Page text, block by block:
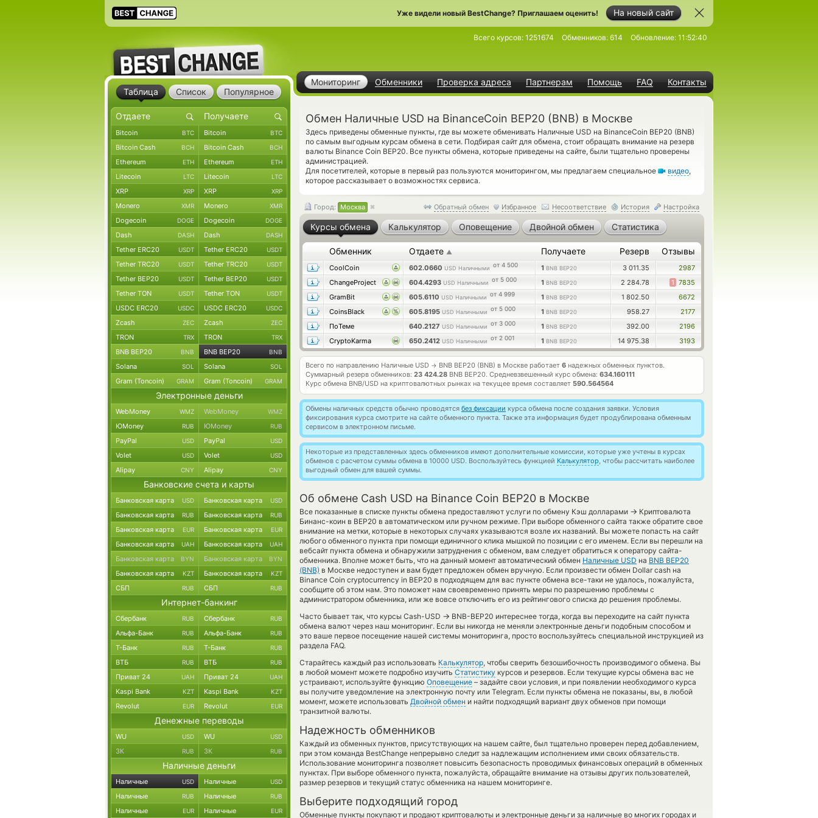
На новый сайт
Уже видели новый BestChange? Приглашаем оценить!
Мониторинг Обменники Проверка адреса Партнерам Помощь FAQ Контакты
Всего курсов: 1251674 Обменников: 614 Обновление: 11:52:40
Обмен Наличные USD на BinanceCoin BEP20 (BNB) в Москве
Здесь приведены обменные пункты, где вы можете обменивать Наличные USD на BinanceCoin BEP20 (BNB)
по самым выгодным курсам обмена в сети. Подбирая сайт для обмена, стоит обращать внимание на резерв
валюты Binance Coin BEP20. Все пункты обмена, которые приведены на сайте, были тщательно проверены
администрацией.
Для посетителей, которые в первый раз пользуются мониторингом, мы предлагаем специальное
видео,
которое рассказывает о возможностях сервиса.
Обратный обмен Избранное Несоответствие История Настройка
Город: Москва
Курсы обмена Калькулятор Оповещение Двойной обмен Статистика
Обменник Отдаете ▲ Получаете Резерв Отзывы
CoolCoin 602.0660 USD Наличными от 4 500 1 BNB BEP20 3 011.35
2987
ChangeProject
604.4293 USD Наличными от 5 000 1 BNB BEP20 2 284.78 1 7835
GramBit
605.6110 USD Наличными от 4 999 1 BNB BEP20 1 802.50
6672
CoinsBlack
605.8195 USD Наличными от 5 000 1 BNB BEP20 958.27
2177
ПоТеме
640.2127 USD Наличными от 3 000 1 BNB BEP20 392.00
2196
CryptoKarma
650.2412 USD Наличными от 2 001 1 BNB BEP20 14 975.38 3193
Всего по направлению Наличные USD → BNB BEP20 (BNB) в Москве работает 6 надежных обменных пунктов.
Суммарный резерв обменников: 23 424.28 BNB BEP20. Средневзвешенный курс обмена: 634.160111
Курс обмена BNB/USD на криптовалютных рынках на текущее время составляет 590.564564
Обмены наличных средств обычно проводятся без фиксации курса обмена после создания заявки. Условия
фиксирования курса смотрите на сайте обменного пункта. Также эта информация будет продублирована обменным
сервисом в электронном письме.
Некоторые из представленных здесь обменников имеют дополнительные комиссии, которые уже учтены в курсах
обменов с расчетом суммы обмена в 10000 USD. Воспользуйтесь функцией Калькулятор, чтобы рассчитать наиболее
выгодный обмен для вашей суммы.
Об обмене Cash USD на Binance Coin BEP20 в Москве
Все показанные в списке пункты обмена предоставляют услуги по обмену Кэш долларами → Криптовалюта
Бинанс-коин в BEP20 в автоматическом или ручном режиме. При выборе обменного сайта также обратите свое
внимание на метки, которые в некоторых случаях указываются возле их названий. Вы можете попасть на сайт
любого обменного пункта при помощи единичного клика мышкой по позиции с его именем. Если вы перешли на
вебсайт пункта обмена и обнаружили затруднения с обменом, вам следует обратиться к оператору сайта-
обменника. Вполне может быть, что на данный момент автоматический обмен Наличные USD на BNB BEP20
(BNB) в Москве недоступен и вам будет предложен обмен вручную. Если произвести обмен Dollar cash на
Binance Coin cryptocurrency in BEP20 в подходящем для вас пункте обмена все-таки не удалось, пожалуйста,
сообщите об этом нам. Это поможет нам своевременно принять меры по разрешению проблемы с
администратором обменника, или же вовсе отключить его из рейтингового списка до решения проблемы.
Часто бывает так, что курсы Cash-USD → BNB-BEP20 интереснее тогда, когда вы переходите на сайт пункта
обмена валют через наш мониторинг. Если вы никогда не меняли электронные деньги подобным способом и
это ваше первое посещение нашей системы мониторинга, просто воспользуйтесь специальной инструкцией из
раздела FAQ.
Старайтесь каждый раз использовать Калькулятор, чтобы сверить безошибочность производимого обмена. Вы
в любой момент можете подробно изучить Статистику курсов и резервов. Если текущие курсы обмена вас не
устраивают, используйте функцию Оповещение – задайте свои условия, и при появлении необходимого курса
вы получите уведомление на электронную почту или Telegram. Если пункты обмена не показаны, вы, в любой
момент, можете использовать Двойной обмен и найти подходящий вариант двух обменов при помощи
транзитной валюты.
Надежность обменников
Каждый из обменных пунктов, присутствующих на нашем сайте, был тщательно проверен перед добавлением,
при этом команда BestChange непрерывно следит за надлежащим исполнением ими своих обязательств.
Использование мониторинга позволяет повысить безопасность проводимых финансовых операций в обменных
пунктах. При выборе обменного пункта, пожалуйста, обращайте внимание на отзывы других пользователей,
размер резервов и текущий статус обменника на нашем мониторинге.
Выберите подходящий город
Обменные пункты покупают и продают криптовалюты и электронные деньги за наличные во многих городах и
Таблица Список Популярное
Bitcoin BTC Bitcoin BTC
Bitcoin Cash BCH Bitcoin Cash BCH
Ethereum ETH Ethereum ETH
Litecoin LTC Litecoin LTC
XRP XRP XRP XRP
Monero XMR Monero XMR
Dogecoin DOGE Dogecoin DOGE
Dash DASH Dash DASH
Tether ERC20 USDT Tether ERC20 USDT
Tether TRC20 USDT Tether TRC20 USDT
Tether BEP20 USDT Tether BEP20 USDT
Tether TON USDT Tether TON USDT
USDC ERC20 USDC USDC ERC20 USDC
Zcash ZEC Zcash ZEC
TRON TRX TRON TRX
BNB BEP20 BNB BNB BEP20 BNB
Solana SOL Solana SOL
Gram (Toncoin) GRAM Gram (Toncoin) GRAM
Электронные деньги
WebMoney WMZ WebMoney WMZ
ЮMoney RUB ЮMoney RUB
PayPal USD PayPal USD
Volet USD Volet USD
Alipay CNY Alipay CNY
Банковские счета и карты
Банковская карта USD Банковская карта USD
Банковская карта RUB Банковская карта RUB
Банковская карта EUR Банковская карта EUR
Банковская карта UAH Банковская карта UAH
Банковская карта BYN Банковская карта BYN
Банковская карта KZT Банковская карта KZT
СБП RUB СБП RUB
Интернет-банкинг
Сбербанк RUB Сбербанк RUB
Альфа-Банк RUB Альфа-Банк RUB
Т-Банк RUB Т-Банк RUB
ВТБ RUB ВТБ RUB
Приват 24 UAH Приват 24 UAH
Kaspi Bank KZT Kaspi Bank KZT
Revolut EUR Revolut EUR
Денежные переводы
WU USD WU USD
ЗК RUB ЗК RUB
Наличные деньги
Наличные USD Наличные USD
Наличные RUB Наличные RUB
Наличные EUR Наличные EUR